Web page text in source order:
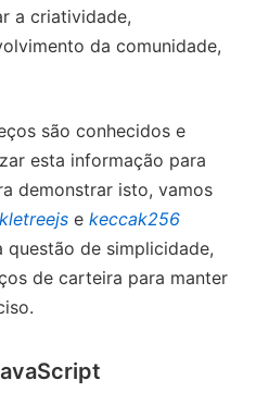
a criatividade,
da comunidade,
são conhecidos e
esta informação para
demonstrar isto, vamos
e keccak256
questão de simplicidade,
de carteira para manter